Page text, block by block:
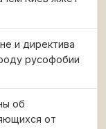
и директива
русофобии
об
от